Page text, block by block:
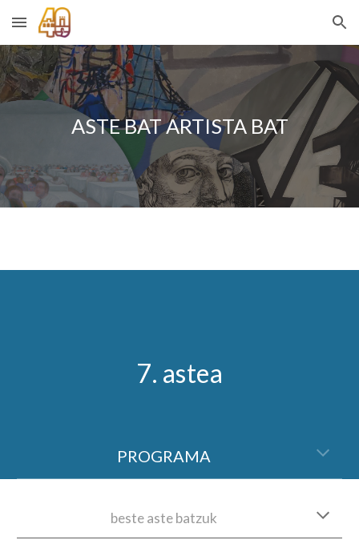
Skip to main content Skip to navigation
ASTE BAT ARTISTA BAT
7. astea
PROGRAMA
beste aste batzuk